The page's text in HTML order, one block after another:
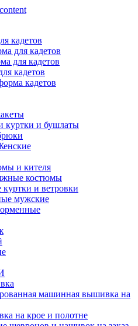
кадетов
для кадетов
для кадетов
кадетов
кадетов
куртки и бушлаты
и кителя
костюмы
и ветровки
мужские
машинная вышивка на
на крое и полотне